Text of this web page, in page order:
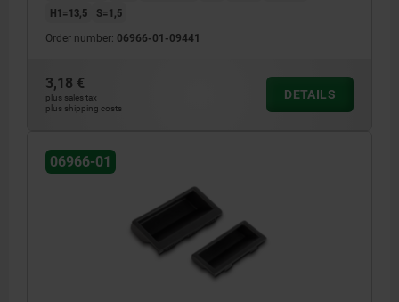
H1=13,5
S=1,5
Order number: 06966-01-09441
3,18 €
plus sales tax
plus shipping costs
DETAILS
06966-01